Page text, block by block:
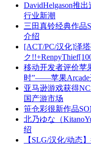
DavidHelgason推
行业新潮
三田真铃经典作品
介绍
[ACT/PC/汉化]泽
ク
移动开发者评价苹
时”——苹果Arcade
亚马逊游戏获得
国产游市场
笹仓彩很新作品
北乃ゆな（
绍
【SLG/汉化/动态